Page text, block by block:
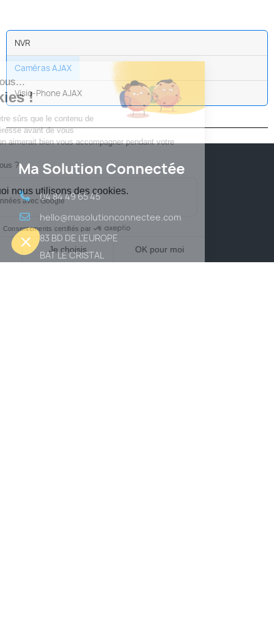
NVR
Caméras AJAX
Visio-Phone AJAX
Ma Solution Connectée
04 84 49 65 45
hello@masolutionconnectee.com
83 BD DE L'EUROPE
BAT LE CRISTAL